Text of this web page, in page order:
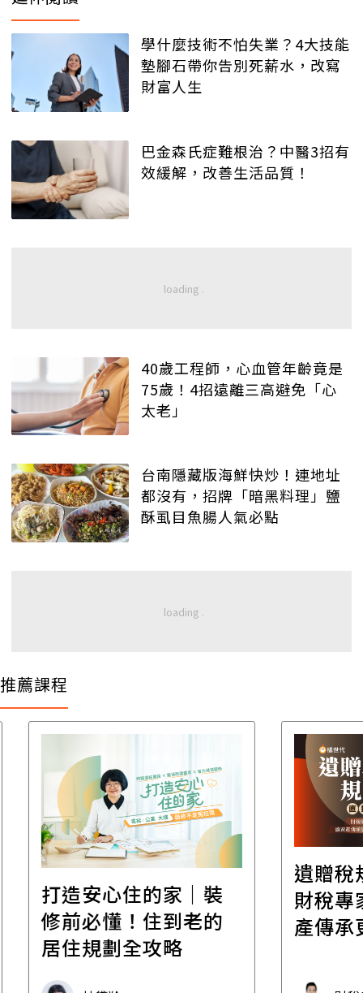
學什麼技術不怕失業？4大技能
墊腳石帶你告別死薪水，改寫
財富人生
巴金森氏症難根治？中醫3招有
效緩解，改善生活品質！
40歲工程師，心血管年齡竟是
75歲！4招遠離三高避免「心
太老」
台南隱藏版海鮮快炒！連地址
都沒有，招牌「暗黑料理」鹽
酥虱目魚腸人氣必點
推薦課程
遺贈稅規劃直播課│
財稅專家親授，讓資
產傳承更有效率
百
經